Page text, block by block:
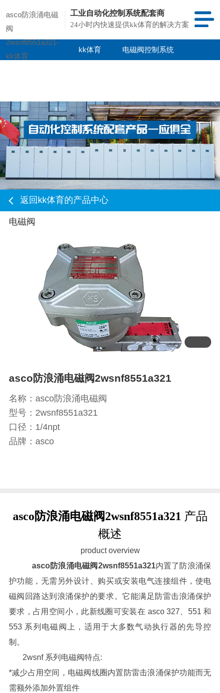
asco防浪涌电磁
阀
2wsnf8551a321-
kk体育
工业自动化控制系统配套商
24小时内快速提供kk体育的解决方案
kk体育 电磁阀控制系统
返回kk体育的产品中心
电磁阀
asco防浪涌电磁阀2wsnf8551a321
名称：asco防浪涌电磁阀
型号：2wsnf8551a321
口径：1/4npt
品牌：asco
asco防浪涌电磁阀2wsnf8551a321 产品
概述
product overview
asco防浪涌电磁阀2wsnf8551a321内置了防浪涌保
护功能，无需另外设计、购买或安装电气连接组件，使电
磁阀回路达到浪涌保护的要求。它能满足防雷击浪涌保护
要求，占用空间小，此新线圈可安装在 asco 327、551 和
553 系列电磁阀上，适用于大多数气动执行器的先导控
制。
2wsnf 系列电磁阀特点:
*减少占用空间，电磁阀线圈内置防雷击浪涌保护功能而无
需额外添加外置组件